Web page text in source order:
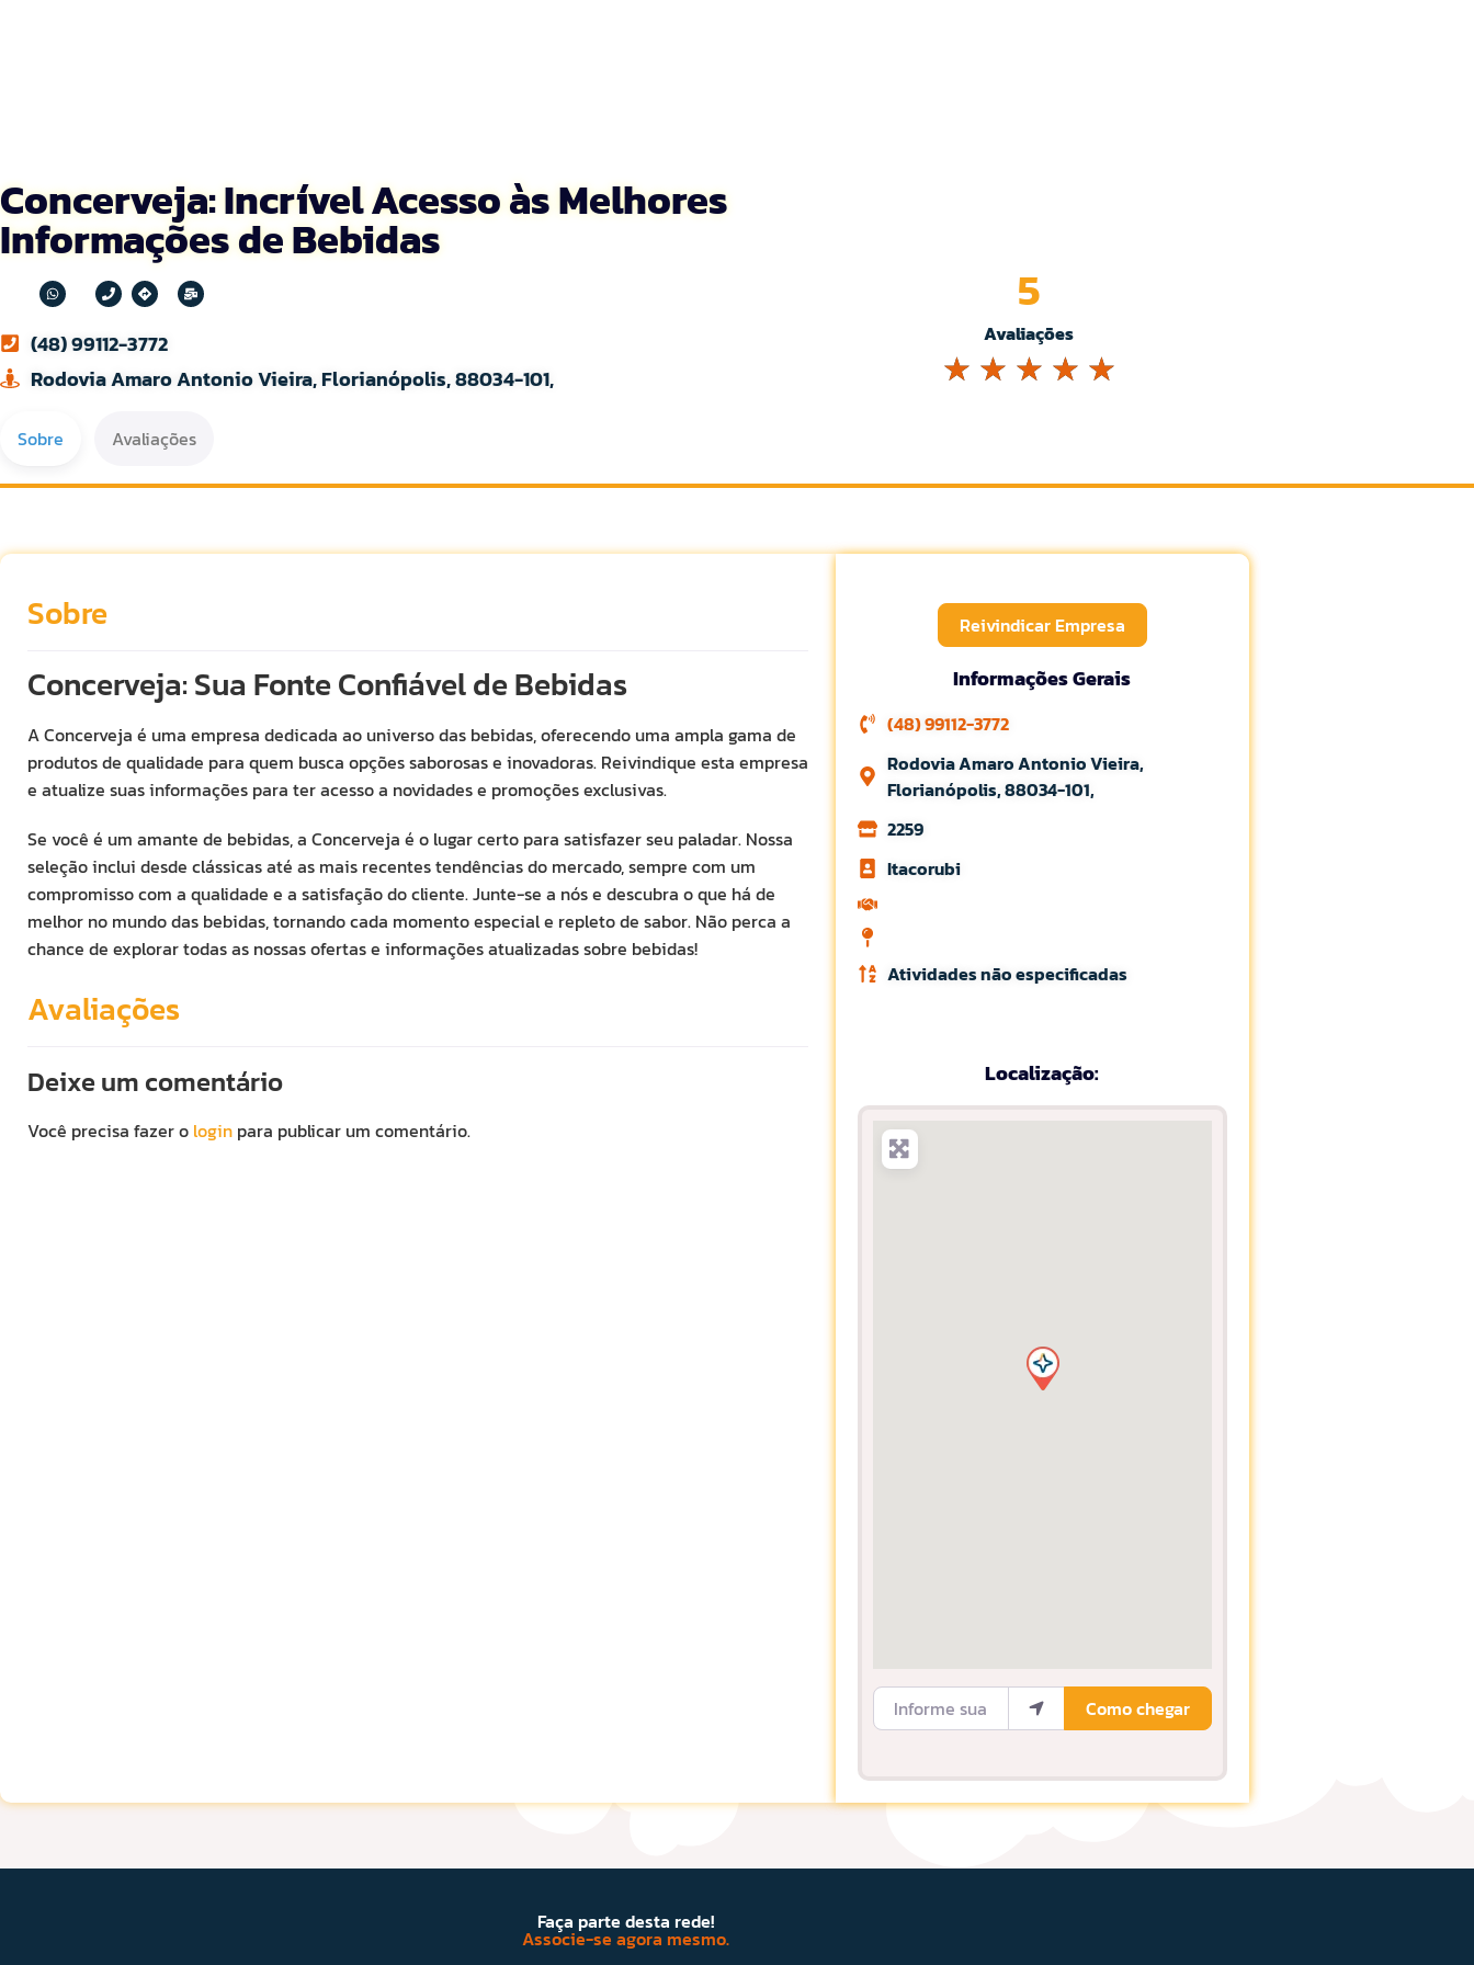
Concerveja: Incrível Acesso às Melhores
Informações de Bebidas
(48) 99112-3772
Rodovia Amaro Antonio Vieira, Florianópolis, 88034-101,
Avaliações
5
☆ ☆ ☆ ☆ ☆
Sobre Avaliações
Sobre
Concerveja: Sua Fonte Confiável de Bebidas
A Concerveja é uma empresa dedicada ao universo das bebidas, oferecendo uma ampla gama de
produtos de qualidade para quem busca opções saborosas e inovadoras. Reivindique esta empresa
e atualize suas informações para ter acesso a novidades e promoções exclusivas.
Se você é um amante de bebidas, a Concerveja é o lugar certo para satisfazer seu paladar. Nossa
seleção inclui desde clássicas até as mais recentes tendências do mercado, sempre com um
compromisso com a qualidade e a satisfação do cliente. Junte-se a nós e descubra o que há de
melhor no mundo das bebidas, tornando cada momento especial e repleto de sabor. Não perca a
chance de explorar todas as nossas ofertas e informações atualizadas sobre bebidas!
Avaliações
Deixe um comentário
Você precisa fazer o login para publicar um comentário.
Reivindicar Empresa
Informações Gerais
(48) 99112-3772
Rodovia Amaro Antonio Vieira,
Florianópolis, 88034-101,
2259
Itacorubi
Atividades não especificadas
Localização:
Informe sua Localização
Como chegar
Faça parte desta rede!
Associe-se agora mesmo.